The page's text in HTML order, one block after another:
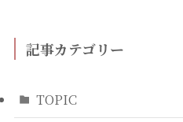
記事カテゴリー
TOPIC